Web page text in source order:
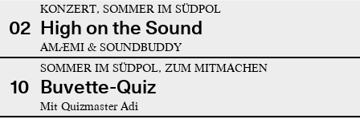
02
KONZERT, SOMMER IM SÜDPOL
High on the Sound
AMÆMI & SOUNDBUDDY
10
SOMMER IM SÜDPOL, ZUM MITMACHEN
Buvette-Quiz
Mit Quizmaster Adi